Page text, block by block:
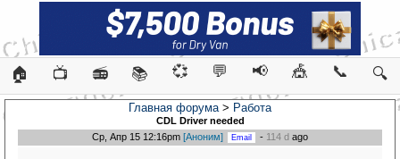
🏠 📺 📻 📚 💞 💬 📢 🎪 📞 🔍
Главная форума> Работа
CDL Driver needed
Ср, Апр 15 12:16pm [Аноним] - 114 d ago